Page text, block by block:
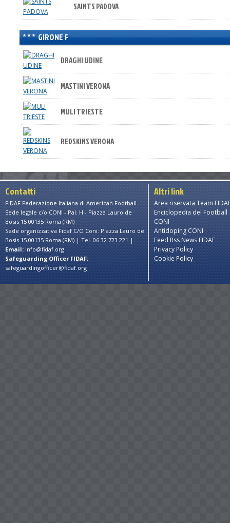
SAINTS PADOVA
GIRONE F
DRAGHI UDINE
MASTINI VERONA
MULI TRIESTE
REDSKINS VERONA
Contatti
FIDAF Federazione Italiana di American Football
Sede legale c/o CONI - Pal. H - Piazza Lauro de
Bosis 15 00135 Roma (RM)
Sede organizzativa Fidaf C/O Coni: Piazza Lauro de
Bosis 15 00135 Roma (RM) | Tel. 06.32 723 221 |
Email: info@fidaf.org
Safeguarding Officer FIDAF:
safeguardingofficer@fidaf.org
Altri link
Area riservata Team
Enciclopedia del Football
CONI
Antidoping CONI
Feed Rss News FIDAF
Privacy Policy
Cookie Policy